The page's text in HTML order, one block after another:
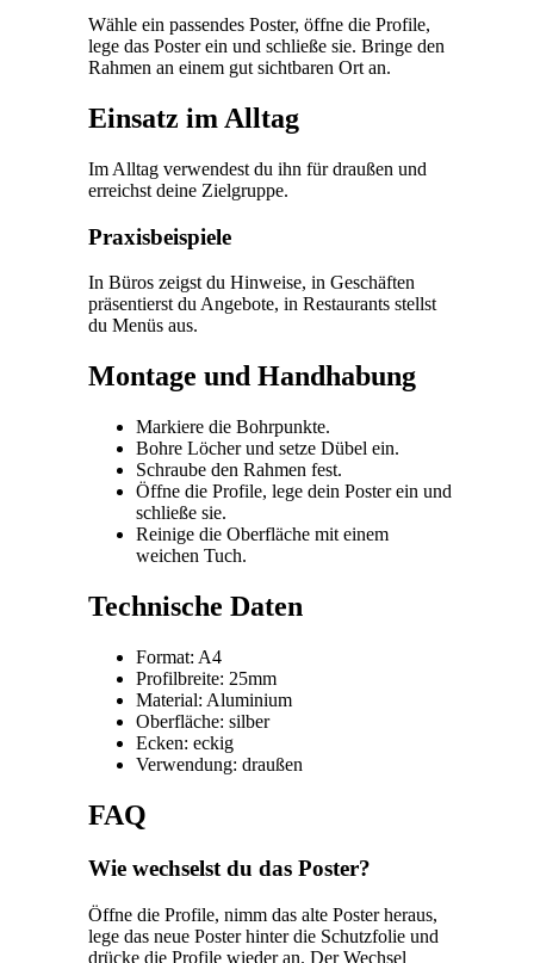
Wähle ein passendes Poster, öffne die Profile,
lege das Poster ein und schließe sie. Bringe den
Rahmen an einem gut sichtbaren Ort an.
Einsatz im Alltag
Im Alltag verwendest du ihn für draußen und
erreichst deine Zielgruppe.
Praxisbeispiele
In Büros zeigst du Hinweise, in Geschäften
präsentierst du Angebote, in Restaurants stellst
du Menüs aus.
Montage und Handhabung
Markiere die Bohrpunkte.
Bohre Löcher und setze Dübel ein.
Schraube den Rahmen fest.
Öffne die Profile, lege dein Poster ein und
schließe sie.
Reinige die Oberfläche mit einem
weichen Tuch.
Technische Daten
Format: A4
Profilbreite: 25mm
Material: Aluminium
Oberfläche: silber
Ecken: eckig
Verwendung: draußen
FAQ
Wie wechselst du das Poster?
Öffne die Profile, nimm das alte Poster heraus,
lege das neue Poster hinter die Schutzfolie und
drücke die Profile wieder an. Der Wechsel